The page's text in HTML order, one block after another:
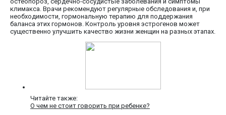
климакса. Врачи рекомендуют регулярные обследования и, при
необходимости, гормональную терапию для поддержания
баланса этих гормонов. Контроль уровня эстрогенов может
существенно улучшить качество жизни женщин на разных этапах.
Читайте также:
О чем не стоит говорить при ребенке?